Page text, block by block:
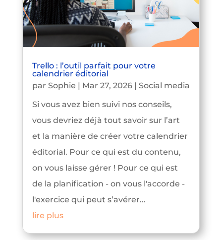
Trello : l’outil parfait pour votre
calendrier éditorial
par Sophie | Mar 27, 2026| Social media
Si vous avez bien suivi nos conseils,
vous devriez déjà tout savoir sur l’art
et la manière de créer votre calendrier
éditorial. Pour ce qui est du contenu,
on vous laisse gérer ! Pour ce qui est
de la planification - on vous l'accorde -
l'exercice qui peut s’avérer...
lire plus